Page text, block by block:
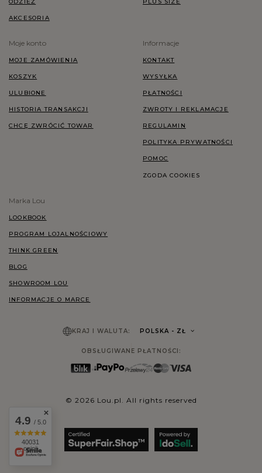
ODZIEŻ
AKCESORIA
PLUS SIZE
Moje konto
MOJE ZAMÓWIENIA
KOSZYK
ULUBIONE
HISTORIA TRANSAKCJI
CHCĘ ZWRÓCIĆ TOWAR
Informacje
KONTAKT
WYSYŁKA
PŁATNOŚCI
ZWROTY I REKLAMACJE
REGULAMIN
POLITYKA PRYWATNOŚCI
POMOC
ZGODA COOKIES
Marka Lou
LOOKBOOK
PROGRAM LOJALNOŚCIOWY
THINK GREEN
BLOG
SHOWROOM LOU
INFORMACJE O MARCE
KRAJ I WALUTA: POLSKA - ZŁ
OBSŁUGIWANE PŁATNOŚCI:
© 2026 Lou.pl. All rights reserved
4.9 / 5.0
40031
opinii